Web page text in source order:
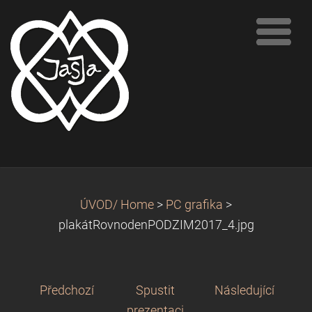
ÚVOD/ Home > PC grafika >
plakátRovnodenPODZIM2017_4.jpg
Předchozí
Spustit
Následující